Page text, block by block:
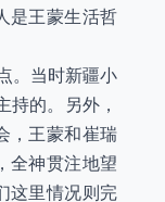
是王蒙生活哲
。当时新疆小
持的。另外，
，王蒙和崔瑞
全神贯注地望
这里情况则完